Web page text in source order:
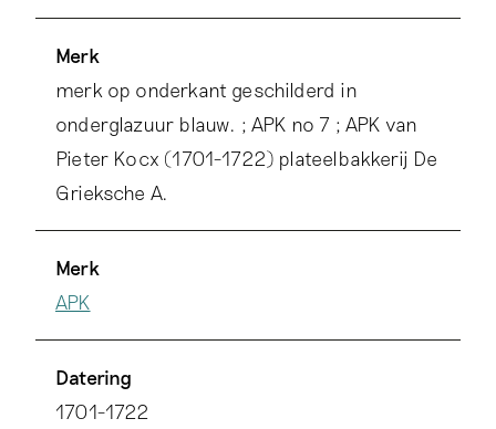
Merk
merk op onderkant geschilderd in
onderglazuur blauw. ; APK no 7 ; APK van
Pieter Kocx (1701-1722) plateelbakkerij De
Grieksche A.
Merk
APK
Datering
1701-1722